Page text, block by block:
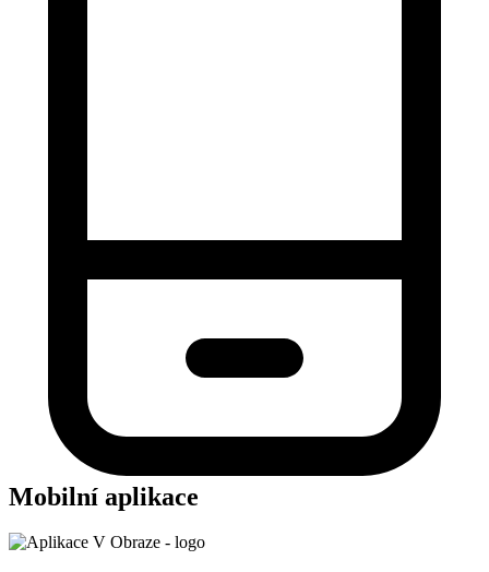
Mobilní aplikace